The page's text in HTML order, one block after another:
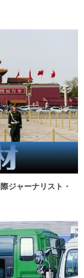
ジャーナリスト・